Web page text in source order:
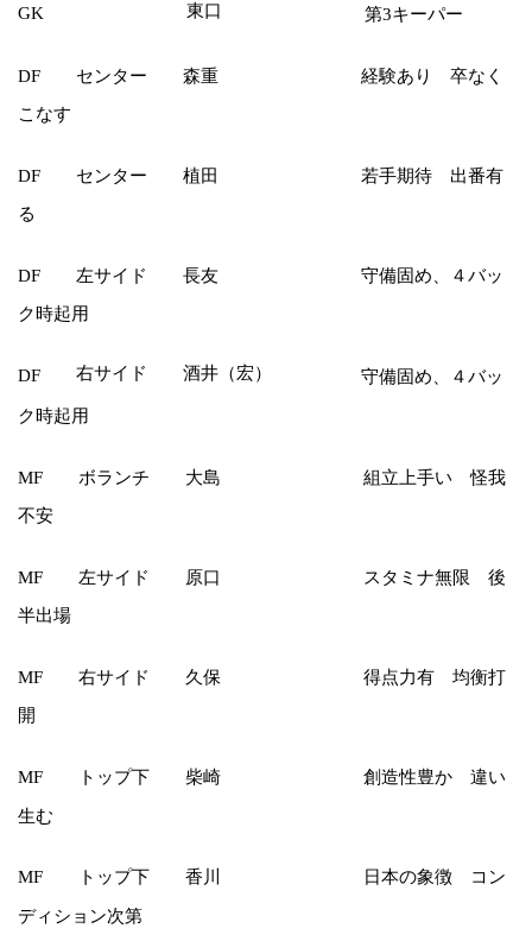
GK 東口 第3キーパー
DF センター 森重 経験あり 卒なく
こなす
DF センター 植田 若手期待 出番有
る
DF 左サイド 長友 守備固め、４バッ
ク時起用
DF 右サイド 酒井（宏） 守備固め、４バッ
ク時起用
MF ボランチ 大島 組立上手い 怪我
不安
MF 左サイド 原口 スタミナ無限 後
半出場
MF 右サイド 久保 得点力有 均衡打
開
MF トップ下 柴崎 創造性豊か 違い
生む
MF トップ下 香川 日本の象徴 コン
ディション次第